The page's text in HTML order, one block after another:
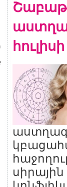
սիրային